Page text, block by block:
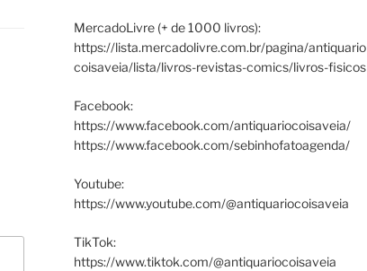
MercadoLivre (+ de 1000 livros):
https://lista.mercadolivre.com.br/pagina/antiquario
coisaveia/lista/livros-revistas-comics/livros-fisicos
Facebook:
https://www.facebook.com/antiquariocoisaveia/
https://www.facebook.com/sebinhofatoagenda/
Youtube:
https://www.youtube.com/@antiquariocoisaveia
TikTok:
https://www.tiktok.com/@antiquariocoisaveia